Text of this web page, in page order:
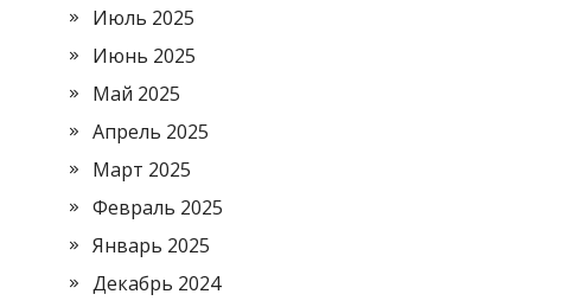
Июль 2025
Июнь 2025
Май 2025
Апрель 2025
Март 2025
Февраль 2025
Январь 2025
Декабрь 2024